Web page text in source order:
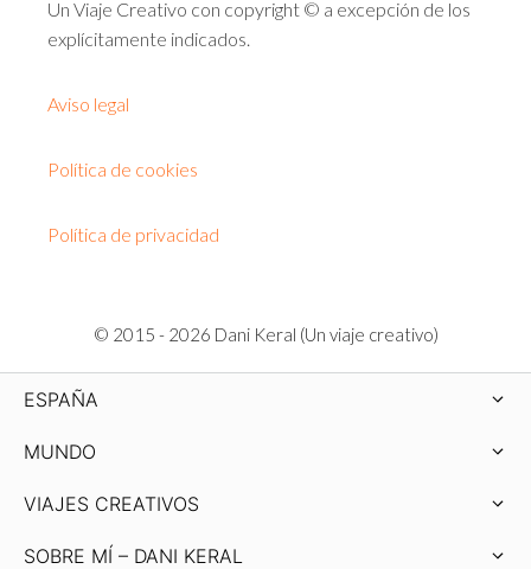
Un Viaje Creativo con copyright © a excepción de los
explícitamente indicados.
Aviso legal
Política de cookies
Política de privacidad
© 2015 - 2026 Dani Keral (Un viaje creativo)
ESPAÑA
MUNDO
VIAJES CREATIVOS
SOBRE MÍ – DANI KERAL